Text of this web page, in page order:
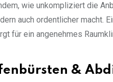
wie unkompliziert die
auch ordentlicher macht.
für ein angenehmes
&